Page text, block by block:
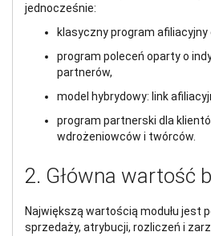
jednocześnie:
klasyczny program
program poleceń oparty o
partnerów,
model hybrydowy: link
program partnerski dla
wdrożeniowców i twórców.
2. Główna wartość
Największą wartością modułu jest
sprzedaży, atrybucji, rozliczeń i